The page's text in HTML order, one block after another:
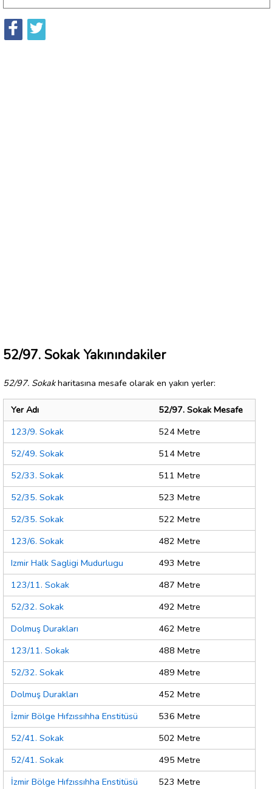
52/97. Sokak Yakınındakiler
52/97. Sokakharitasına mesafe olarak en yakın yerler:
Yer Adı
52/97. Sokak Mesafe
123/9. Sokak
524 Metre
52/49. Sokak
514 Metre
52/33. Sokak
511 Metre
52/35. Sokak
523 Metre
52/35. Sokak
522 Metre
123/6. Sokak
482 Metre
Izmir Halk Sagligi Mudurlugu
493 Metre
123/11. Sokak
487 Metre
52/32. Sokak
492 Metre
Dolmuş Durakları
462 Metre
123/11. Sokak
488 Metre
52/32. Sokak
489 Metre
Dolmuş Durakları
452 Metre
İzmir Bölge Hıfzıssıhha Enstitüsü
536 Metre
52/41. Sokak
502 Metre
52/41. Sokak
495 Metre
İzmir Bölge Hıfzıssıhha Enstitüsü
523 Metre